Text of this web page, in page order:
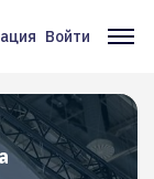
Войти